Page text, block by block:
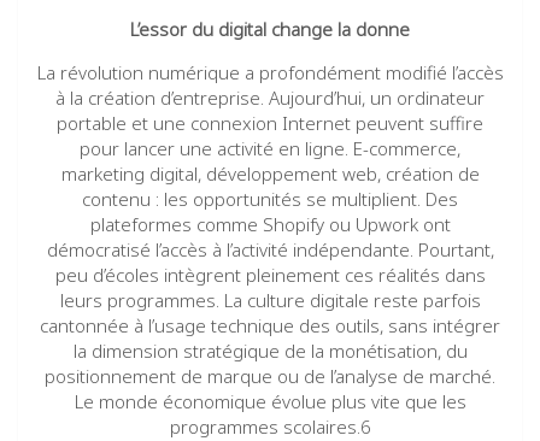
L’essor du digital change la donne
La révolution numérique a profondément modifié l’accès
à la création d’entreprise. Aujourd’hui, un ordinateur
portable et une connexion Internet peuvent suffire
pour lancer une activité en ligne. E-commerce,
marketing digital, développement web, création de
contenu : les opportunités se multiplient. Des
plateformes comme Shopify ou Upwork ont
démocratisé l’accès à l’activité indépendante. Pourtant,
peu d’écoles intègrent pleinement ces réalités dans
leurs programmes. La culture digitale reste parfois
cantonnée à l’usage technique des outils, sans intégrer
la dimension stratégique de la monétisation, du
positionnement de marque ou de l’analyse de marché.
Le monde économique évolue plus vite que les
programmes scolaires.6